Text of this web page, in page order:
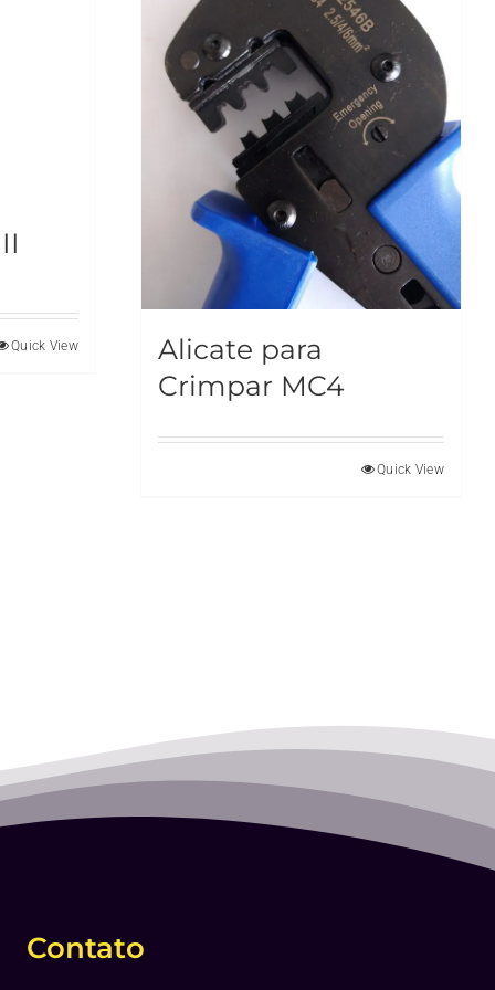
Quick View
Alicate para
Crimpar MC4
Quick View
Contato